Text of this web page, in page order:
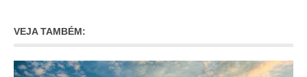
VEJA TAMBÉM: